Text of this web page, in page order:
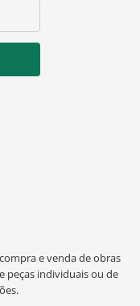
e venda de obras
peças individuais ou de